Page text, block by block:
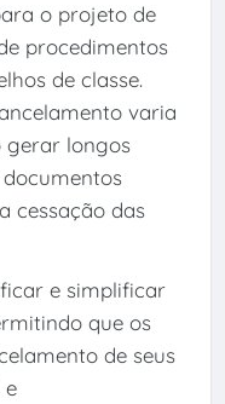
o projeto de
procedimentos
de classe.
varia
gerar longos
cessação das
e simplificar
que os
de seus
e